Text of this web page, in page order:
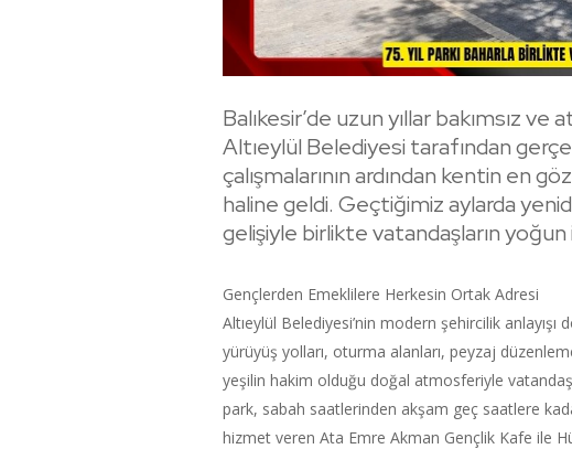
Balıkesir’de uzun yıllar bakımsız ve
Altıeylül Belediyesi tarafından
çalışmalarının ardından kentin en
haline geldi. Geçtiğimiz aylarda
gelişiyle birlikte vatandaşların yoğun
Gençlerden Emeklilere Herkesin Ortak Adresi
Altıeylül Belediyesi’nin modern şehircilik
yürüyüş yolları, oturma alanları, peyzaj
yeşilin hakim olduğu doğal atmosferiyle
park, sabah saatlerinden akşam geç saatlere
hizmet veren Ata Emre Akman Gençlik Kafe ile